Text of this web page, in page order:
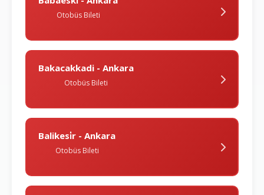
Otobüs Bileti
Bakacakkadi - Ankara
Otobüs Bileti
Balikesi̇r - Ankara
Otobüs Bileti